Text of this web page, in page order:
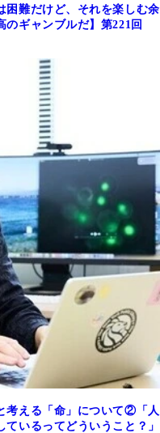
困難だけど、それを楽しむ余
ギャンブルだ】第221回
考える「命」について②「人
いるってどういうこと？」